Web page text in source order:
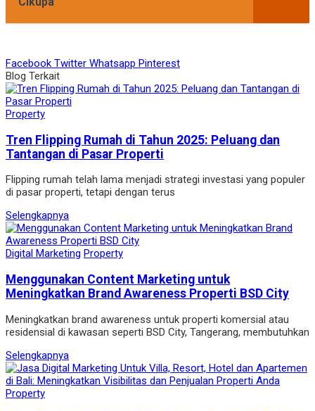
Facebook Twitter Whatsapp Pinterest
Blog Terkait
Property
Tren Flipping Rumah di Tahun 2025: Peluang dan
Tantangan di Pasar Properti
Flipping rumah telah lama menjadi strategi investasi yang populer
di pasar properti, tetapi dengan terus
Selengkapnya
Digital Marketing Property
Menggunakan Content Marketing untuk
Meningkatkan Brand Awareness Properti BSD City
Meningkatkan brand awareness untuk properti komersial atau
residensial di kawasan seperti BSD City, Tangerang, membutuhkan
Selengkapnya
Property